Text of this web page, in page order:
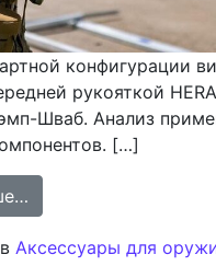
конфигурации
рукояткой
Шваб. Анализ
[…]
Аксессуары для